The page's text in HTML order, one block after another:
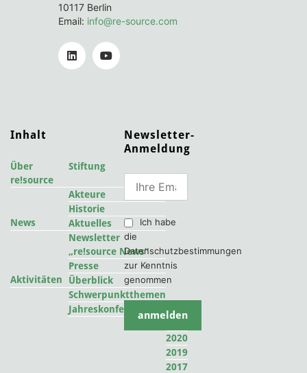
10117 Berlin
Email: info@re-source.com
Inhalt
Über
re!source
Stiftung
Akteure
Historie
News
Aktuelles
Newsletter
„re!source News“
Presse
Aktivitäten
Überblick
Schwerpunktthemen
Jahreskonferenzen
2022
2020
2019
2017
Newsletter-
Anmeldung
Ich habe
die
Datenschutzbestimmungen
zur Kenntnis
genommen